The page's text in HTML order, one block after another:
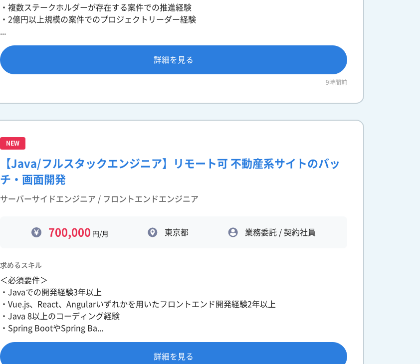
・複数ステークホルダーが存在する案件での推進経験
・2億円以上規模の案件でのプロジェクトリーダー経験
詳細を見る
9時間前
NEW
【Java/フルスタックエンジニア】リモート可 不動産系サイトのバッ
チ・画面開発
サーバーサイドエンジニア / フロントエンドエンジニア
700,000 円/月 東京都 業務委託 / 契約社員
求めるスキル
＜必須要件＞
・Javaでの開発経験3年以上
・Vue.js、React、Angularいずれかを用いたフロントエンド開発経験2年以上
・Java 8以上のコーディング経験
・Spring BootやSpring Ba...
詳細を見る